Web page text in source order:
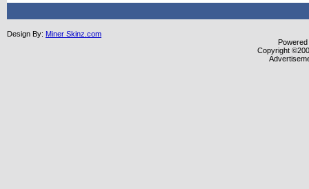
Design By: Miner Skinz.com
Copyright